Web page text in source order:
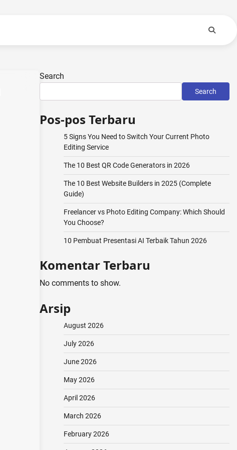
Search
Search
Pos-pos Terbaru
5 Signs You Need to Switch Your Current Photo
Editing Service
The 10 Best QR Code Generators in 2026
The 10 Best Website Builders in 2025 (Complete
Guide)
Freelancer vs Photo Editing Company: Which Should
You Choose?
10 Pembuat Presentasi AI Terbaik Tahun 2026
Komentar Terbaru
No comments to show.
Arsip
August 2026
July 2026
June 2026
May 2026
April 2026
March 2026
February 2026